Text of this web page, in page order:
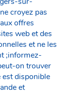
croyez pas
offres
web et des
et ne les
;informez-
on trouver
est disponible
et